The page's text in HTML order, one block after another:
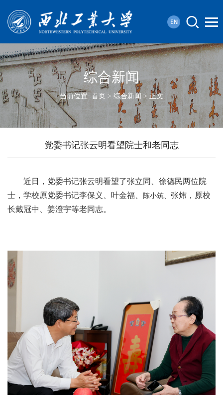
综合新闻
当前位置: 首页 > 综合新闻 > 正文
党委书记张云明看望院士和老同志
近日，党委书记张云明看望了张立同、徐德民两位院
士，学校原党委书记李保义、叶金福、
陈小筑、 张炜，原校
长戴冠中、姜澄宇等老同志。